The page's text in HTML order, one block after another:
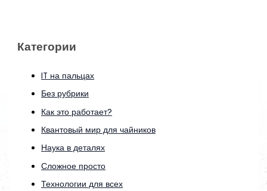
Категории
IT на пальцах
Без рубрики
Как это работает?
Квантовый мир для чайников
Наука в деталях
Сложное просто
Технологии для всех